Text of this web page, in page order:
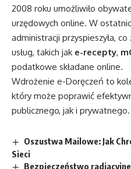
2008 roku umożliwiło
urzędowych online. W
administracji przyspieszyła,
usług, takich jak e-recepty,
podatkowe składane online.
Wdrożenie e-Doręczeń to
który może poprawić
publicznego, jak i prywatnego.
Oszustwa Mailowe: Jak
Sieci
Bezpieczeństwo